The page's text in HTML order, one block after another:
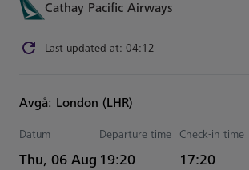
Cathay Pacific Airways
Last updated at: 04:12
Avgå: London (LHR)
Datum
Thu, 06 Aug
Departure time
Estimated Tid
19:20
Check-in time
17:20